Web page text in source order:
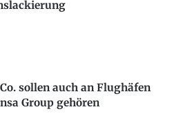
sollen auch an Flughäfen
Group gehören